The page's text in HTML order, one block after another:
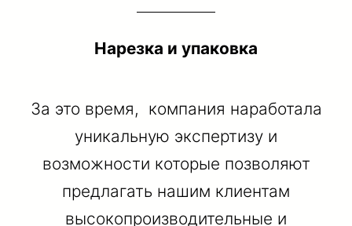
Нарезка и упаковка
За это время, компания наработала
уникальную экспертизу и
возможности которые позволяют
предлагать нашим клиентам
высокопроизводительные и